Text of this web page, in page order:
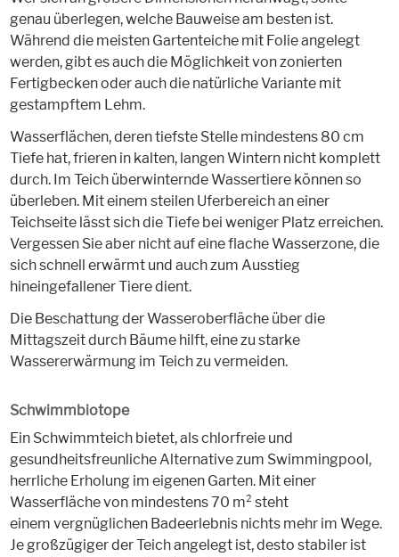
genau überlegen, welche Bauweise am besten ist.
Während die meisten Gartenteiche mit Folie angelegt
werden, gibt es auch die Möglichkeit von zonierten
Fertigbecken oder auch die natürliche Variante mit
gestampftem Lehm.
Wasserflächen, deren tiefste Stelle mindestens 80 cm
Tiefe hat, frieren in kalten, langen Wintern nicht komplett
durch. Im Teich überwinternde Wassertiere können so
überleben. Mit einem steilen Uferbereich an einer
Teichseite lässt sich die Tiefe bei weniger Platz erreichen.
Vergessen Sie aber nicht auf eine flache Wasserzone, die
sich schnell erwärmt und auch zum Ausstieg
hineingefallener Tiere dient.
Die Beschattung der Wasseroberfläche über die
Mittagszeit durch Bäume hilft, eine zu starke
Wassererwärmung im Teich zu vermeiden.
Schwimmbiotope
Ein Schwimmteich bietet, als chlorfreie und
gesundheitsfreunliche Alternative zum Swimmingpool,
herrliche Erholung im eigenen Garten. Mit einer
Wasserfläche von mindestens 70 m² steht
einem vergnüglichen Badeerlebnis nichts mehr im Wege.
Je großzügiger der Teich angelegt ist, desto stabiler ist